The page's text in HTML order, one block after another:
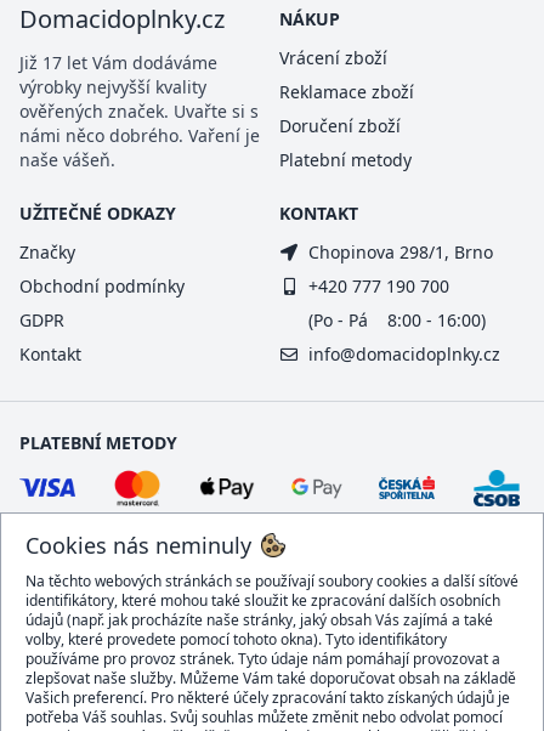
Cookies nás neminuly
Na těchto webových stránkách se používají soubory cookies a další síťové
identifikátory, které mohou také sloužit ke zpracování dalších osobních
údajů (např. jak procházíte naše stránky, jaký obsah Vás zajímá a také
volby, které provedete pomocí tohoto okna). Tyto identifikátory
používáme pro provoz stránek. Tyto údaje nám pomáhají provozovat a
zlepšovat naše služby. Můžeme Vám také doporučovat obsah na základě
Vašich preferencí. Pro některé účely zpracování takto získaných údajů je
potřeba Váš souhlas. Svůj souhlas můžete změnit nebo odvolat pomocí
Domacidoplnky.cz
Již 17 let Vám dodáváme
výrobky nejvyšší kvality
ověřených značek. Uvařte si s
námi něco dobrého. Vaření je
naše vášeň.
NÁKUP
Vrácení zboží
Reklamace zboží
Doručení zboží
Platební metody
UŽITEČNÉ ODKAZY
Značky
Obchodní podmínky
GDPR
Kontakt
KONTAKT
Chopinova 298/1, Brno
+420 777 190 700
(Po - Pá 8:00 - 16:00)
info@domacidoplnky.cz
PLATEBNÍ METODY
DOPRAVCI